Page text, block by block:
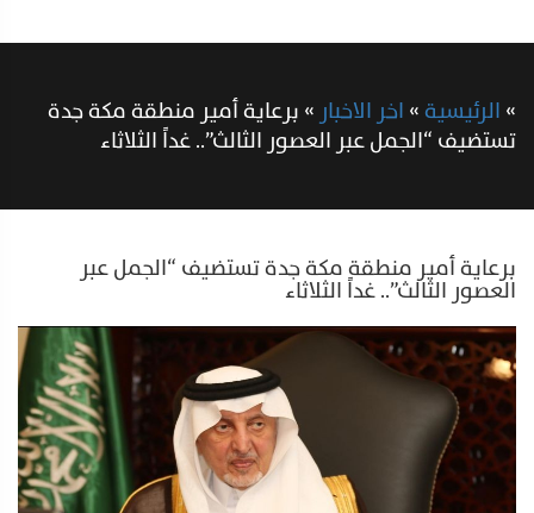
»الرئيسية»اخر الاخبار »برعاية أمير منطقة مكة جدة
تستضيف “الجمل عبر العصور الثالث”.. غداً الثلاثاء
برعاية أمير منطقة مكة جدة تستضيف “الجمل عبر
العصور الثالث”.. غداً الثلاثاء